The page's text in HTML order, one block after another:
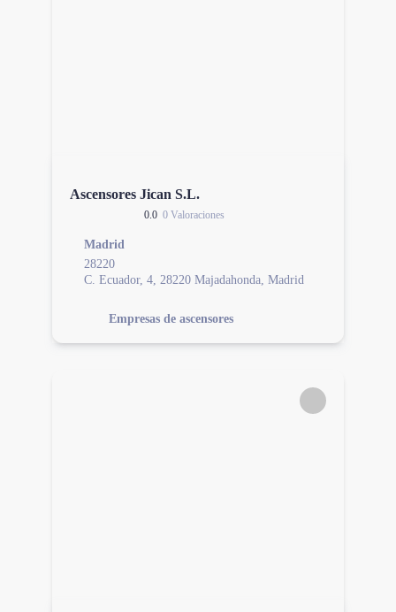
Ascensores Jican S.L.
0.0 0 Valoraciones
Madrid
28220
C. Ecuador, 4, 28220 Majadahonda, Madrid
Empresas de ascensores